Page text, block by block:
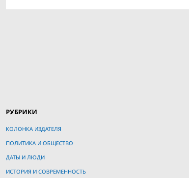
РУБРИКИ
КОЛОНКА ИЗДАТЕЛЯ
ПОЛИТИКА И ОБЩЕСТВО
ДАТЫ И ЛЮДИ
ИСТОРИЯ И СОВРЕМЕННОСТЬ